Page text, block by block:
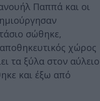
Παππά και οι
σώθηκε,
χώρος
τα ξύλα στον αύλειο
και έξω από